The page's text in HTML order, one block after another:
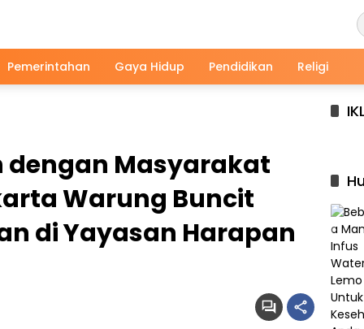
Pemerintahan Gaya Hidup Pendidikan Religi
dengan Masyarakat
Warung Buncit
di Yayasan Harapan